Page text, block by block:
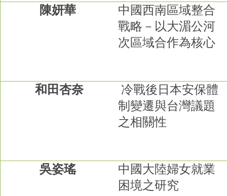
陳妍華
中國西南區域整合
戰略－以大湄公河
次區域合作為核心
和田杏奈
冷戰後日本安保體
制變遷與台灣議題
之相關性
吳姿瑤
中國大陸婦女就業
困境之研究